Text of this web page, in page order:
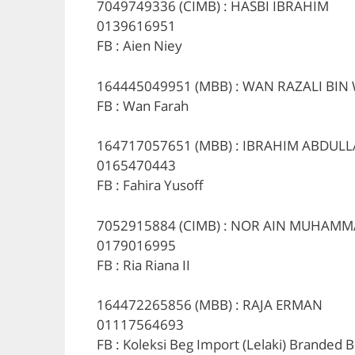
7049749336 (CIMB) : HASBI IBRAHIM
0139616951
FB : Aien Niey
164445049951 (MBB) : WAN RAZALI BIN
FB : Wan Farah
164717057651 (MBB) : IBRAHIM
0165470443
FB : Fahira Yusoff
7052915884 (CIMB) : NOR AIN
0179016995
FB : Ria Riana II
164472265856 (MBB) : RAJA ERMAN
01117564693
FB : Koleksi Beg Import (Lelaki) Branded